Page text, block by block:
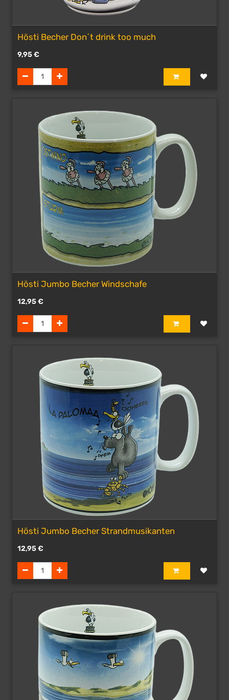
Hösti Becher Don´t drink too much
9,95€
Hösti Jumbo Becher Windschafe
12,95€
Hösti Jumbo Becher Strandmusikanten
12,95€